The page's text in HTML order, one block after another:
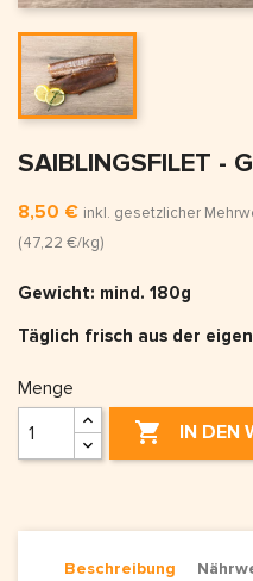
SAIBLINGSFILET -
8,50 € inkl. gesetzlicher
(47,22 €/kg)
Gewicht: mind. 180g
Täglich frisch aus der
Menge
 IN DEN
Beschreibung